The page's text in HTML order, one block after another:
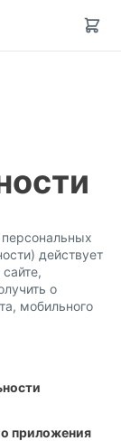
действует
о
мобильного
приложения